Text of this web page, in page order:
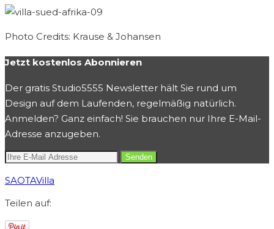
Photo Credits: Krause & Johansen
Jetzt kostenlos Abonnieren
Der gratis Studio5555 Newsletter hält Sie rund um
Design auf dem Laufenden, regelmäßig natürlich.
Anmelden? Ganz einfach! Sie brauchen nur Ihre E-Mail-
Adresse anzugeben.
SAOTAVilla
Teilen auf: